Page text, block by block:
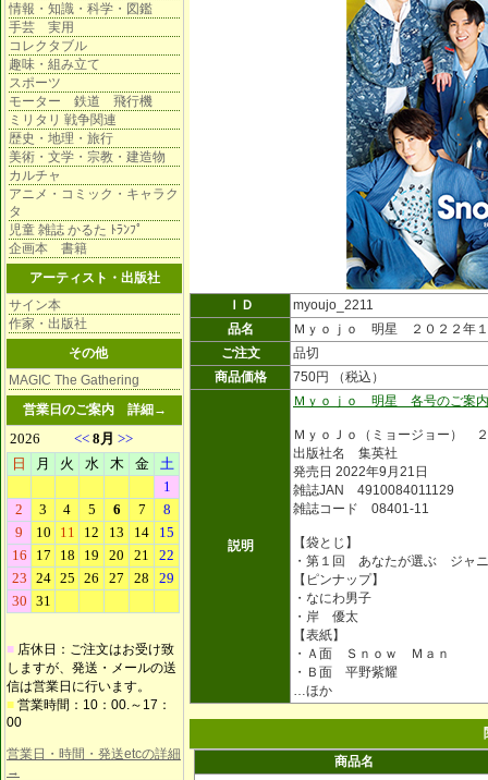
情報・知識・科学・図鑑
手芸 実用
コレクタブル
趣味・組み立て
スポーツ
モーター 鉄道 飛行機
ミリタリ 戦争関連
歴史・地理・旅行
美術・文学・宗教・建造物
カルチャ
アニメ・コミック・キャラク
タ
児童 雑誌 かるた ﾄﾗﾝﾌﾟ
企画本 書籍
アーティスト・出版社
サイン本
作家・出版社
その他
MAGIC The Gathering
営業日のご案内 詳細→
■ 店休日：ご注文はお受け致
しますが、発送・メールの送
信は営業日に行います。
■ 営業時間：10：00.～17：
00
営業日・時間・発送etcの詳細
→
ＩＤ
myoujo_2211
品名
Ｍｙｏｊｏ 明星 ２０２２年
ご注文
品切
商品価格
750円 （税込）
説明
Ｍｙｏｊｏ 明星 各号のご案内
ＭｙｏＪｏ（ミョージョー）
出版社名 集英社
発売日 2022年9月21日
雑誌JAN 4910084011129
雑誌コード 08401-11
【袋とじ】
・第１回 あなたが選ぶ ジャ
【ピンナップ】
・なにわ男子
・岸 優太
【表紙】
・Ａ面 Ｓｎｏｗ Ｍａｎ
・Ｂ面 平野紫耀
…ほか
商品名